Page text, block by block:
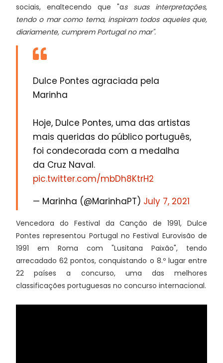
sociais, enaltecendo que "as suas interpretações,
tendo o mar como tema, inspiram todos aqueles que,
diariamente, cumprem Portugal no mar".
Dulce Pontes agraciada pela
Marinha
Hoje, Dulce Pontes, uma das artistas
mais queridas do público português,
foi condecorada com a medalha
da Cruz Naval.
pic.twitter.com/mbDh8KtrH2
— Marinha (@MarinhaPT) July 7, 2021
Vencedora do Festival da Canção de 1991, Dulce
Pontes representou Portugal no Festival Eurovisão de
1991 em Roma com "Lusitana Paixão", tendo
arrecadado 62 pontos, conquistando o 8.º lugar entre
22 países a concurso, uma das melhores
classificações portuguesas no concurso internacional.